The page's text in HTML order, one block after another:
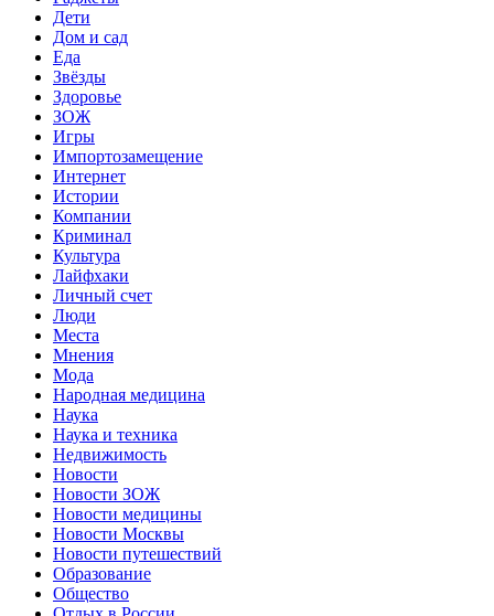
Дети
Дом и сад
Еда
Звёзды
Здоровье
ЗОЖ
Игры
Импортозамещение
Интернет
Истории
Компании
Криминал
Культура
Лайфхаки
Личный счет
Люди
Места
Мнения
Мода
Народная медицина
Наука
Наука и техника
Недвижимость
Новости
Новости ЗОЖ
Новости медицины
Новости Москвы
Новости путешествий
Образование
Общество